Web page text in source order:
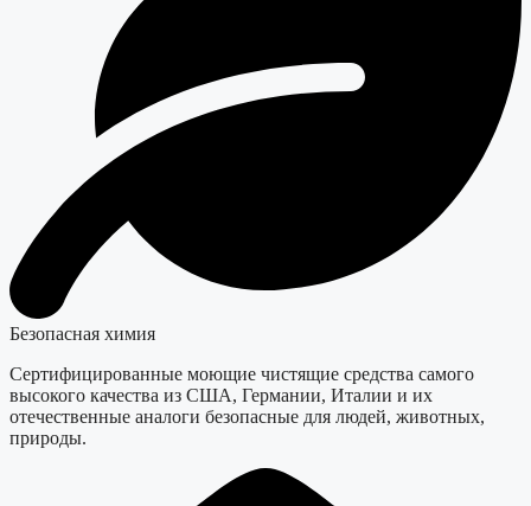
Безопасная химия
Сертифицированные моющие чистящие средства самого
высокого качества из США, Германии, Италии и их
отечественные аналоги безопасные для людей, животных,
природы.